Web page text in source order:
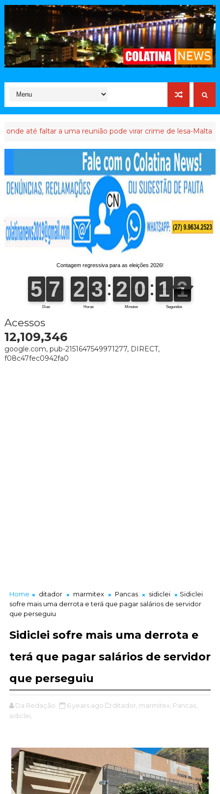
faltar a uma reunião pode virar crime de lesa-Malta ATIVISTA
Acessos
12,109,346
google.com, pub-2151647549971277, DIRECT,
f08c47fec0942fa0
Home ditador marmitex Pancas sidiclei
Sidiclei
sofre mais uma derrota e terá que pagar salários de servidor
que perseguiu
Sidiclei sofre mais uma derrota e
terá que pagar salários de servidor
que perseguiu
Da Redação 6 years ago ditador, marmitex, Pancas,
sidiclei,